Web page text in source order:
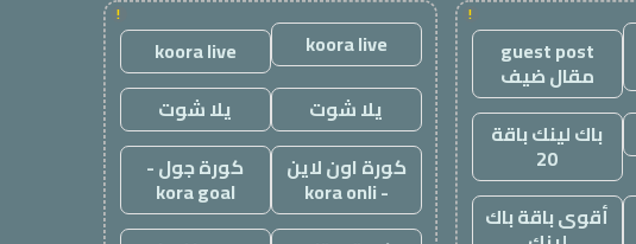
!
guest post
مقال ضيف
باك لينك باقة
20
أقوى باقة باك
!
koora live
koora live
يلا شوت
يلا شوت
كورة اون لاين
- kora onli
كورة جول -
kora goal